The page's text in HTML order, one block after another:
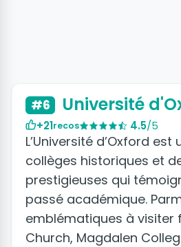
#6 Université
+21recos 4.5/5
L’Université d’Oxford
collèges historiques et
prestigieuses qui
passé académique.
emblématiques à visiter
Church, Magdalen